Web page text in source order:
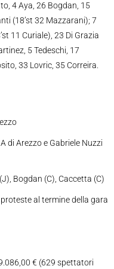
4 Aya, 26 Bogdan, 15
(18’st 32 Mazzarani); 7
11 Curiale), 23 Di Grazia
5 Tedeschi, 17
33 Lovric, 35 Correira.
di Arezzo e Gabriele Nuzzi
Bogdan (C), Caccetta (C)
al termine della gara
€ (629 spettatori